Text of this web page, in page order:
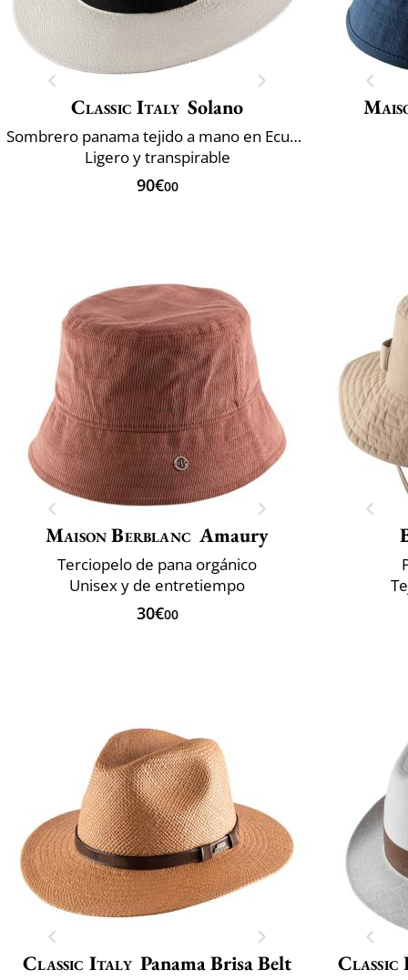
Classic Italy Solano
Sombrero panama tejido a mano en Ecuador
Ligero y transpirable
90€00
Maison Berblanc Amaury
Terciopelo de pana orgánico
Unisex y de entretiempo
30€00
Classic Italy Panama Brisa Belt